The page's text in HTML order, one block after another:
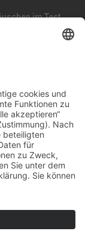
im Test
Unterwegs
VerQUERt I Satire
Wels